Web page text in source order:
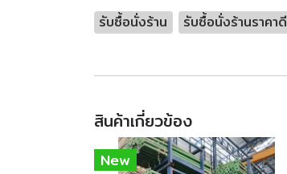
รับซื้อนั่งร้าน รับซื้อนั่งร้านราคาดี
สินค้าเกี่ยวข้อง
New